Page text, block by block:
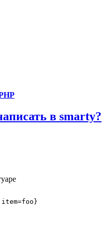
в smarty?
item=foo}